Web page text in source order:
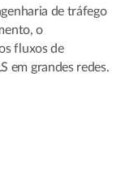
de tráfego
o
fluxos de
em grandes redes.